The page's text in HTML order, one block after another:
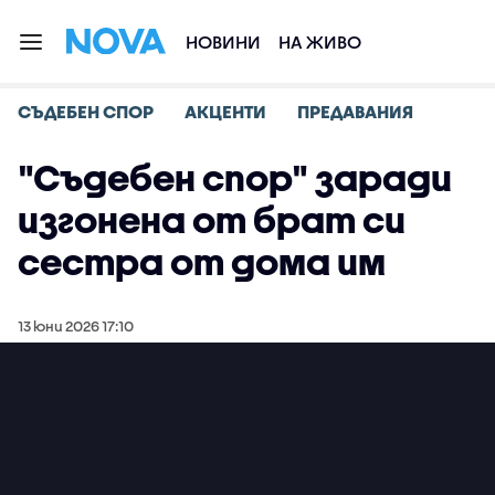
НОВИНИ НА ЖИВО
СЪДЕБЕН СПОР АКЦЕНТИ ПРЕДАВАНИЯ
"Съдебен спор" заради
изгонена от брат си
сестра от дома им
13 юни 2026 17:10